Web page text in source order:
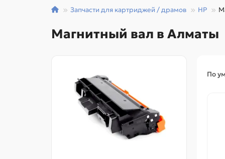
Запчасти для картриджей / драмов HP
Магнитный вал в Алматы
По